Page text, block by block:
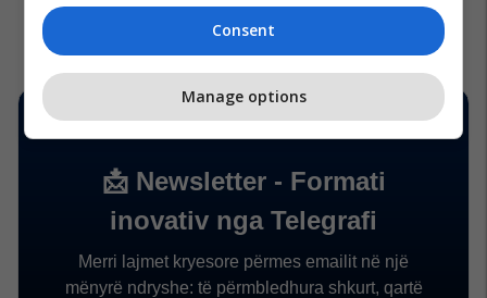
Consent
Manage options